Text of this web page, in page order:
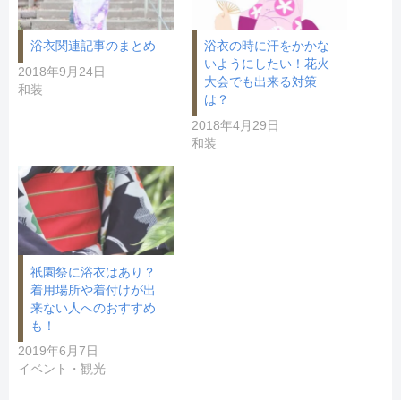
ド
ウ
で
開
き
ま
す
浴衣関連記事のまとめ
2018年9月24日
和装
浴衣の時に汗をかかな
いようにしたい！花火
大会でも出来る対策
は？
2018年4月29日
和装
祇園祭に浴衣はあり？
着用場所や着付けが出
来ない人へのおすすめ
も！
2019年6月7日
イベント・観光